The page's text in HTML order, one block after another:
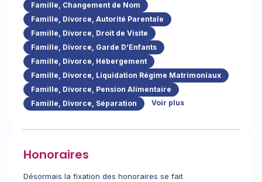
Famille, Changement de Nom
Famille, Divorce, Autorité Parentale
Famille, Divorce, Droit de Visite
Famille, Divorce, Garde D’Enfants
Famille, Divorce, Hébergement
Famille, Divorce, Liquidation Régime Matrimoniaux
Famille, Divorce, Pension Alimentaire
Famille, Divorce, Séparation
Voir plus
Honoraires
Désormais la fixation des honoraires se fait